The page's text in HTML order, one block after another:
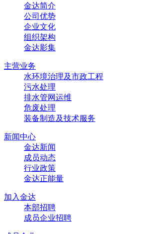
金达简介
公司优势
企业文化
组织架构
金达影集
主营业务
水环境治理及市政工程
污水处理
排水管网运维
危废处理
装备制造及技术服务
新闻中心
金达新闻
成员动态
行业政策
金达正能量
加入金达
本部招聘
成员企业招聘